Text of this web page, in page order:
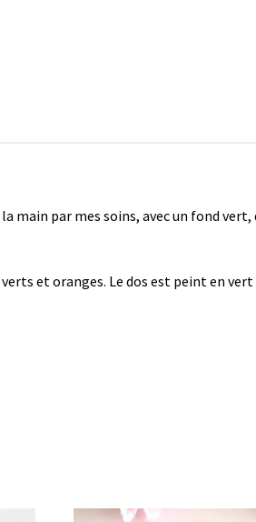
main par mes soins, avec un fond
et oranges. Le dos est peint en vert